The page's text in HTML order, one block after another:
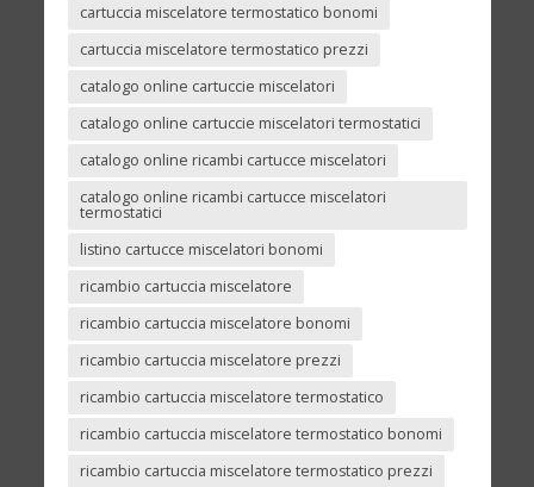
cartuccia miscelatore termostatico bonomi
cartuccia miscelatore termostatico prezzi
catalogo online cartuccie miscelatori
catalogo online cartuccie miscelatori termostatici
catalogo online ricambi cartucce miscelatori
catalogo online ricambi cartucce miscelatori
termostatici
listino cartucce miscelatori bonomi
ricambio cartuccia miscelatore
ricambio cartuccia miscelatore bonomi
ricambio cartuccia miscelatore prezzi
ricambio cartuccia miscelatore termostatico
ricambio cartuccia miscelatore termostatico bonomi
ricambio cartuccia miscelatore termostatico prezzi